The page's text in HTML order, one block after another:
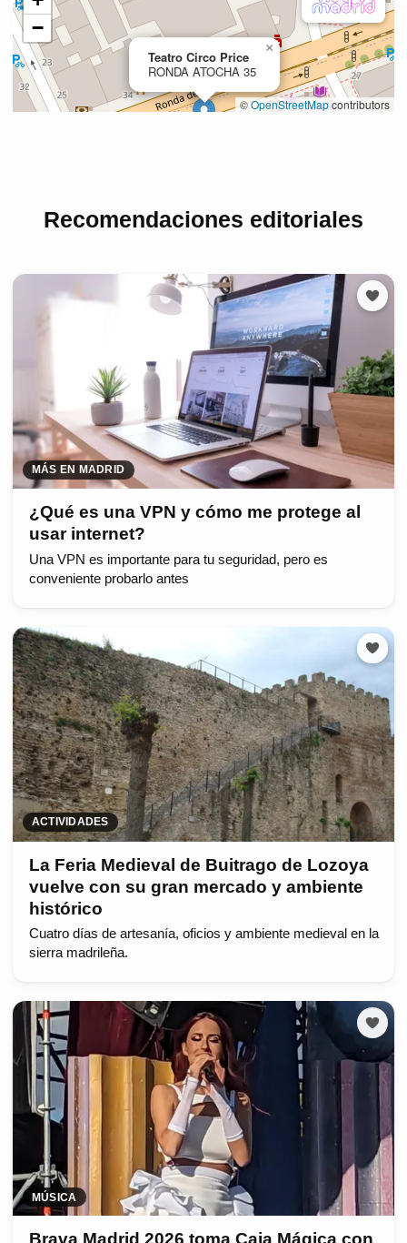
Recomendaciones editoriales
MÁS EN MADRID
¿Qué es una VPN y cómo me protege al
usar internet?
Una VPN es importante para tu seguridad, pero es
conveniente probarlo antes
ACTIVIDADES
La Feria Medieval de Buitrago de Lozoya
vuelve con su gran mercado y ambiente
histórico
Cuatro días de artesanía, oficios y ambiente medieval en la
sierra madrileña.
MÚSICA
Brava Madrid 2026 toma Caja Mágica con